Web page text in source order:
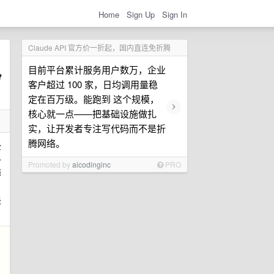
Home Sign Up Sign In
Claude API 官方价一折起，国内直连免折腾
目前平台累计服务用户数万，企业
客户超过 100 家，日均调用量稳
定在百万级。能跑到 这个规模，
核心就一点——把基础设施做扎
实，让开发者专注写代码而不是折
腾网络。
›
Promoted byaicodinginc PRO